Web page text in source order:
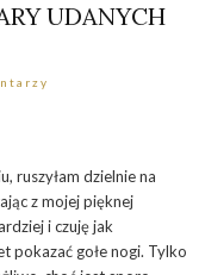
UDANYCH
ruszyłam dzielnie na
z mojej pięknej
i czuję jak
pokazać gołe nogi. Tylko